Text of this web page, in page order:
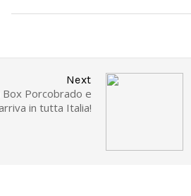
Next
Box Porcobrado e
in tutta Italia!